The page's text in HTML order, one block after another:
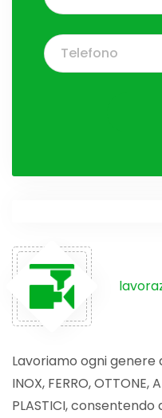
Lavoriamo ogni genere
INOX, FERRO, OTTONE,
PLASTICI,